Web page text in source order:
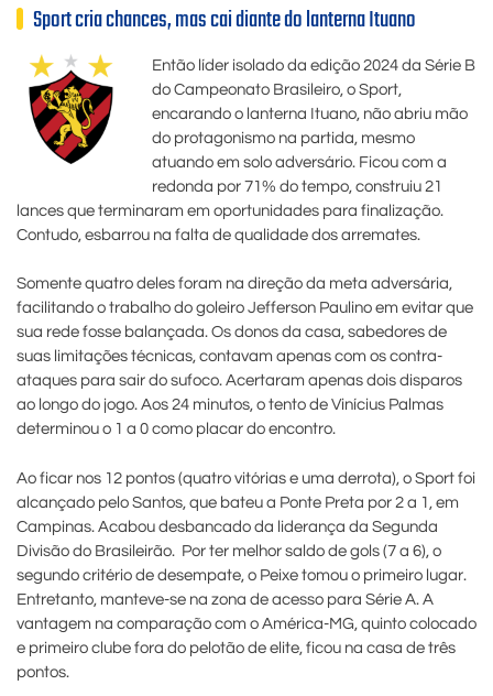
Sport cria chances, mas cai diante do lanterna Ituano
Então líder isolado da edição 2024 da Série B
do Campeonato Brasileiro, o Sport,
encarando o lanterna Ituano, não abriu mão
do protagonismo na partida, mesmo
atuando em solo adversário. Ficou com a
redonda por 71% do tempo, construiu 21
lances que terminaram em oportunidades para finalização.
Contudo, esbarrou na falta de qualidade dos arremates.
Somente quatro deles foram na direção da meta adversária,
facilitando o trabalho do goleiro Jefferson Paulino em evitar que
sua rede fosse balançada. Os donos da casa, sabedores de
suas limitações técnicas, contavam apenas com os contra-
ataques para sair do sufoco. Acertaram apenas dois disparos
ao longo do jogo. Aos 24 minutos, o tento de Vinícius Palmas
determinou o 1 a 0 como placar do encontro.
Ao ficar nos 12 pontos (quatro vitórias e uma derrota), o Sport foi
alcançado pelo Santos, que bateu a Ponte Preta por 2 a 1, em
Campinas. Acabou desbancado da liderança da Segunda
Divisão do Brasileirão. Por ter melhor saldo de gols (7 a 6), o
segundo critério de desempate, o Peixe tomou o primeiro lugar.
Entretanto, manteve-se na zona de acesso para Série A. A
vantagem na comparação com o América-MG, quinto colocado
e primeiro clube fora do pelotão de elite, ficou na casa de três
pontos.